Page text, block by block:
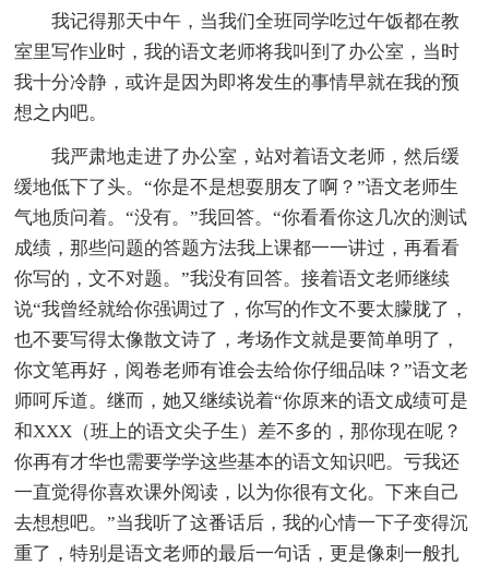
我记得那天中午，当我们全班同学吃过午饭都在教
室里写作业时，我的语文老师将我叫到了办公室，当时
我十分冷静，或许是因为即将发生的事情早就在我的预
想之内吧。
我严肃地走进了办公室，站对着语文老师，然后缓
缓地低下了头。“你是不是想耍朋友了啊？”语文老师生
气地质问着。“没有。”我回答。“你看看你这几次的测试
成绩，那些问题的答题方法我上课都一一讲过，再看看
你写的，文不对题。”我没有回答。接着语文老师继续
说“我曾经就给你强调过了，你写的作文不要太朦胧了，
也不要写得太像散文诗了，考场作文就是要简单明了，
你文笔再好，阅卷老师有谁会去给你仔细品味？”语文老
师呵斥道。继而，她又继续说着“你原来的语文成绩可是
和XXX（班上的语文尖子生）差不多的，那你现在呢？
你再有才华也需要学学这些基本的语文知识吧。亏我还
一直觉得你喜欢课外阅读，以为你很有文化。下来自己
去想想吧。”当我听了这番话后，我的心情一下子变得沉
重了，特别是语文老师的最后一句话，更是像刺一般扎